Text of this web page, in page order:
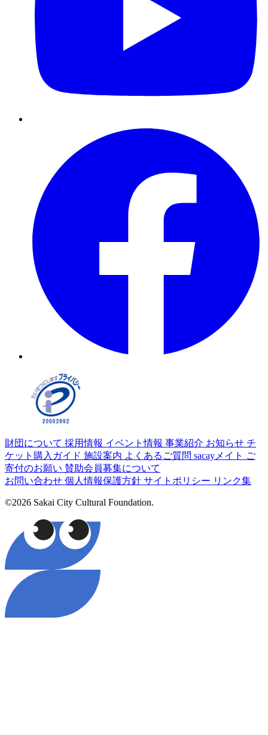
財団について 採用情報 イベント情報 事業紹介 お知らせ チ
ケット購入ガイド 施設案内 よくあるご質問 sacayメイト ご
寄付のお願い 賛助会員募集について
お問い合わせ 個人情報保護方針 サイトポリシー リンク集
©2026 Sakai City Cultural Foundation.